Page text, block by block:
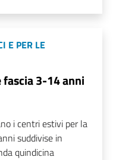
E PER LE
3-14 anni
i centri estivi per la
suddivise in
quindicina